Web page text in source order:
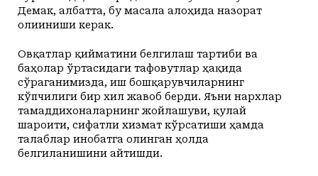
Демак, албатта, бу масала алоҳида назорат
олииниши керак.
Овқатлар қийматини белгилаш тартиби ва
баҳолар ўртасидаги тафовутлар ҳақида
сўраганимизда, иш ­бошқарувчиларнинг
кўпчилиги бир хил жавоб берди. Яъни нархлар
тамаддихоналарнинг жойлашуви, қулай
шароити, сифатли хизмат кўрсатиши ҳамда
талаблар инобатга олинган ҳолда
белгиланишини айтишди.